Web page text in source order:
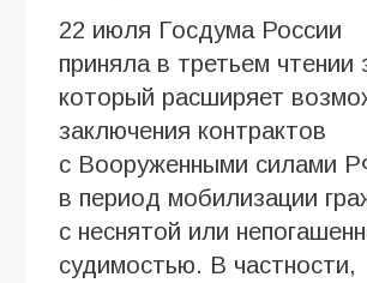
22 июля Госдума России
приняла в третьем чтении
который расширяет
заключения контрактов
с Вооруженными силами
в период мобилизации
с неснятой или
судимостью. В частности,